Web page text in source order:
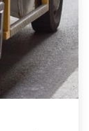
Hyundai,
Opel,
Tesla,